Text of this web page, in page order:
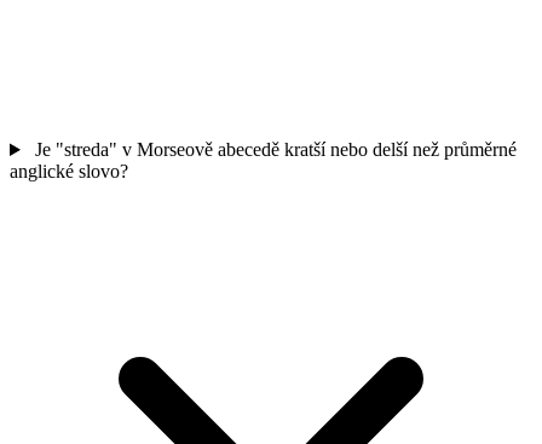
Je "streda" v Morseově abecedě kratší nebo delší než průměrné
anglické slovo?